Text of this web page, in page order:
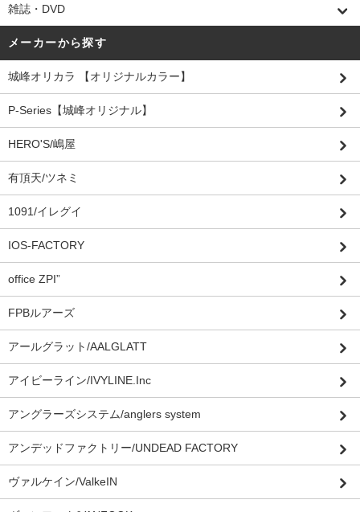
雑誌・DVD
メーカーから探す
城峰オリカラ 【オリジナルカラー】
P-Series【城峰オリジナル】
HERO'S/嶋屋
有頂天/ツネミ
1091/イレグイ
IOS-FACTORY
office ZPI”
FPBルアーズ
アールグラット/AALGLATT
アイビーライン/IVYLINE.Inc
アングラーズシステム/anglers system
アンデッドファクトリー/UNDEAD FACTORY
ヴァルケイン/ValkeIN